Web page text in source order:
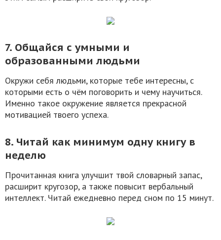
7. Общайся с умными и
образованными людьми
Окружи себя людьми, которые тебе интересны, с
которыми есть о чём поговорить и чему научиться.
Именно такое окружение является прекрасной
мотивацией твоего успеха.
8. Читай как минимум одну книгу в
неделю
Прочитанная книга улучшит твой словарный запас,
расширит кругозор, а также повысит вербальный
интеллект. Читай ежедневно перед сном по 15 минут.